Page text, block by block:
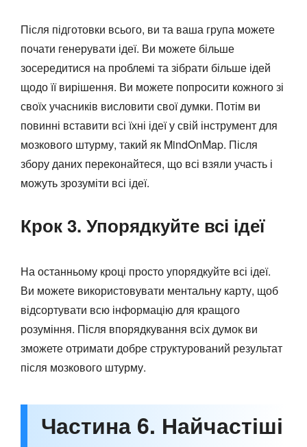
Після підготовки всього, ви та ваша група можете
почати генерувати ідеї. Ви можете більше
зосередитися на проблемі та зібрати більше ідей
щодо її вирішення. Ви можете попросити кожного зі
своїх учасників висловити свої думки. Потім ви
повинні вставити всі їхні ідеї у свій інструмент для
мозкового штурму, такий як MindOnMap. Після
збору даних переконайтеся, що всі взяли участь і
можуть зрозуміти всі ідеї.
Крок 3. Упорядкуйте всі ідеї
На останньому кроці просто упорядкуйте всі ідеї.
Ви можете використовувати ментальну карту, щоб
відсортувати всю інформацію для кращого
розуміння. Після впорядкування всіх думок ви
зможете отримати добре структурований результат
після мозкового штурму.
Частина 6. Найчастіші